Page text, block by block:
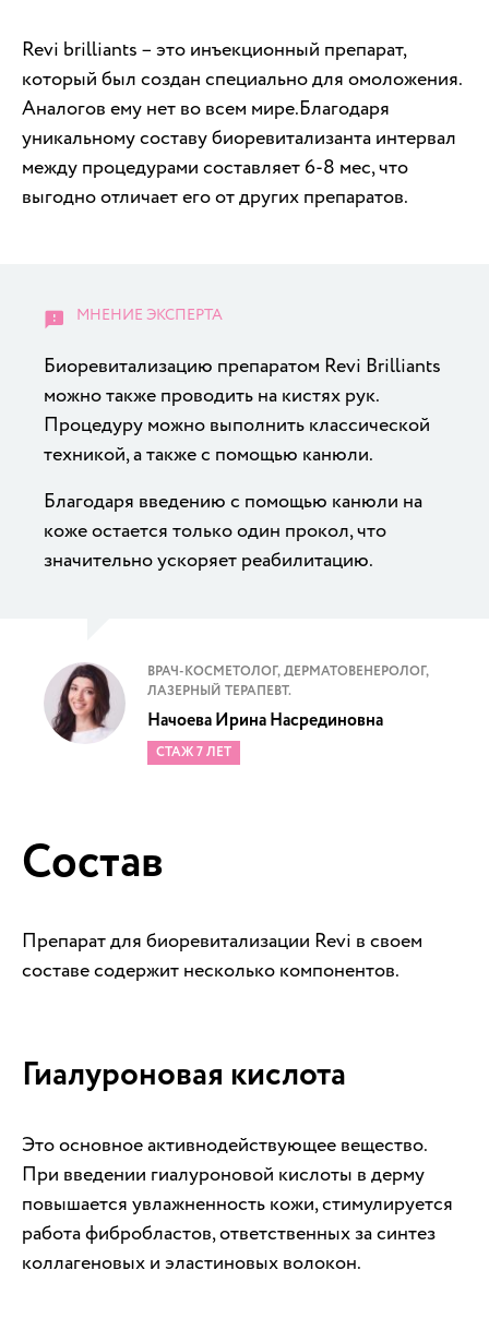
Revi brilliants – это инъекционный препарат,
который был создан специально для омоложения.
Аналогов ему нет во всем мире.Благодаря
уникальному составу биоревитализанта интервал
между процедурами составляет 6-8 мес, что
выгодно отличает его от других препаратов.
Биоревитализацию препаратом Revi Brilliants
можно также проводить на кистях рук.
Процедуру можно выполнить классической
техникой, а также с помощью канюли.
Благодаря введению с помощью канюли на
коже остается только один прокол, что
значительно ускоряет реабилитацию.
ВРАЧ-КОСМЕТОЛОГ, ДЕРМАТОВЕНЕРОЛОГ,
ЛАЗЕРНЫЙ ТЕРАПЕВТ.
Начоева Ирина Насрединовна
СТАЖ 7 ЛЕТ
Состав
Препарат для биоревитализации Revi в своем
составе содержит несколько компонентов.
Гиалуроновая кислота
Это основное активнодействующее вещество.
При введении гиалуроновой кислоты в дерму
повышается увлажненность кожи, стимулируется
работа фибробластов, ответственных за синтез
коллагеновых и эластиновых волокон.